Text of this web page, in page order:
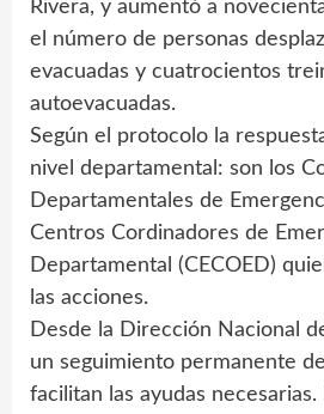
Rivera, y aumentó a
el número de personas
evacuadas y cuatrocientos
autoevacuadas.
Según el protocolo la
nivel departamental: son los
Departamentales de
Centros Cordinadores de
Departamental (CECOED)
las acciones.
Desde la Dirección Nacional
un seguimiento permanente
facilitan las ayudas necesarias.